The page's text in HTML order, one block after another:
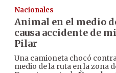
Nacionales
Animal en el medio
causa accidente de
Pilar
Una camioneta chocó
medio de la ruta en la zona